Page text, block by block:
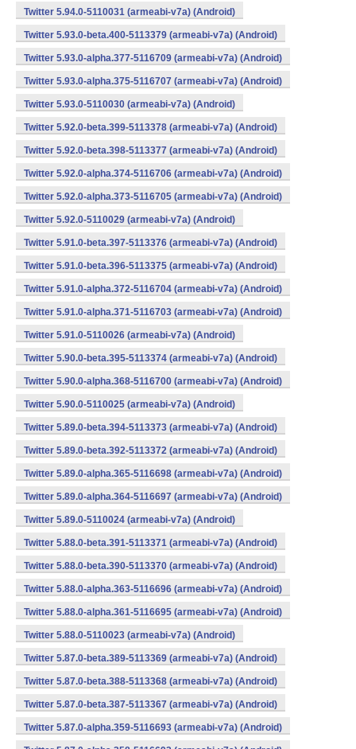
Twitter 5.94.0-5110031 (armeabi-v7a) (Android)
Twitter 5.93.0-beta.400-5113379 (armeabi-v7a) (Android)
Twitter 5.93.0-alpha.377-5116709 (armeabi-v7a) (Android)
Twitter 5.93.0-alpha.375-5116707 (armeabi-v7a) (Android)
Twitter 5.93.0-5110030 (armeabi-v7a) (Android)
Twitter 5.92.0-beta.399-5113378 (armeabi-v7a) (Android)
Twitter 5.92.0-beta.398-5113377 (armeabi-v7a) (Android)
Twitter 5.92.0-alpha.374-5116706 (armeabi-v7a) (Android)
Twitter 5.92.0-alpha.373-5116705 (armeabi-v7a) (Android)
Twitter 5.92.0-5110029 (armeabi-v7a) (Android)
Twitter 5.91.0-beta.397-5113376 (armeabi-v7a) (Android)
Twitter 5.91.0-beta.396-5113375 (armeabi-v7a) (Android)
Twitter 5.91.0-alpha.372-5116704 (armeabi-v7a) (Android)
Twitter 5.91.0-alpha.371-5116703 (armeabi-v7a) (Android)
Twitter 5.91.0-5110026 (armeabi-v7a) (Android)
Twitter 5.90.0-beta.395-5113374 (armeabi-v7a) (Android)
Twitter 5.90.0-alpha.368-5116700 (armeabi-v7a) (Android)
Twitter 5.90.0-5110025 (armeabi-v7a) (Android)
Twitter 5.89.0-beta.394-5113373 (armeabi-v7a) (Android)
Twitter 5.89.0-beta.392-5113372 (armeabi-v7a) (Android)
Twitter 5.89.0-alpha.365-5116698 (armeabi-v7a) (Android)
Twitter 5.89.0-alpha.364-5116697 (armeabi-v7a) (Android)
Twitter 5.89.0-5110024 (armeabi-v7a) (Android)
Twitter 5.88.0-beta.391-5113371 (armeabi-v7a) (Android)
Twitter 5.88.0-beta.390-5113370 (armeabi-v7a) (Android)
Twitter 5.88.0-alpha.363-5116696 (armeabi-v7a) (Android)
Twitter 5.88.0-alpha.361-5116695 (armeabi-v7a) (Android)
Twitter 5.88.0-5110023 (armeabi-v7a) (Android)
Twitter 5.87.0-beta.389-5113369 (armeabi-v7a) (Android)
Twitter 5.87.0-beta.388-5113368 (armeabi-v7a) (Android)
Twitter 5.87.0-beta.387-5113367 (armeabi-v7a) (Android)
Twitter 5.87.0-alpha.359-5116693 (armeabi-v7a) (Android)